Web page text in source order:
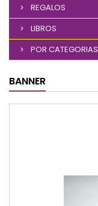
REGALOS
LIBROS
POR CATEGORIAS
BANNER